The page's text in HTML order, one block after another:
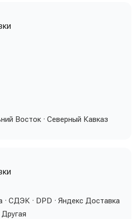
Восток · Северный Кавказ
· СДЭК · DPD · Яндекс Доставка
Другая